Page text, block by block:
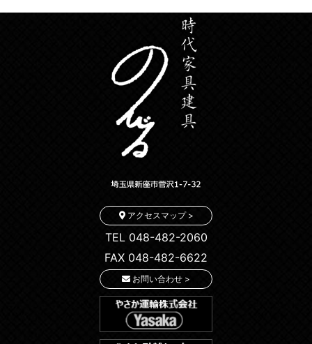
アクセスマップ >
TEL 048-482-2060
FAX 048-482-6622
お問い合わせ >